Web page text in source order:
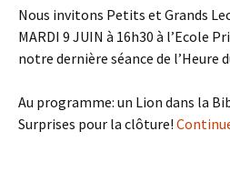
Nous invitons Petits et Grands
MARDI 9 JUIN à 16h30 à l’Ecole
notre dernière séance de l’Heure
Au programme: un Lion dans la
Surprises pour la clôture!